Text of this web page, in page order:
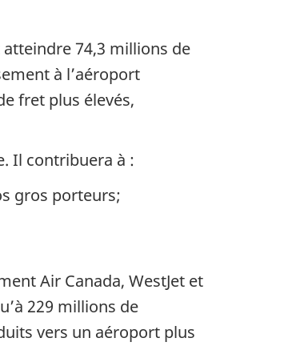
74,3 millions de
à l’aéroport
fret plus élevés,
Il contribuera à :
gros porteurs;
Air Canada, WestJet et
229 millions de
vers un aéroport plus